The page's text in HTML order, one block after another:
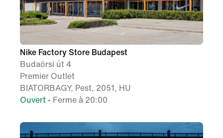
Nike Factory Store Budapest
Budaörsi út 4
Premier Outlet
BIATORBAGY, Pest, 2051, HU
Ouvert • Ferme à 20:00